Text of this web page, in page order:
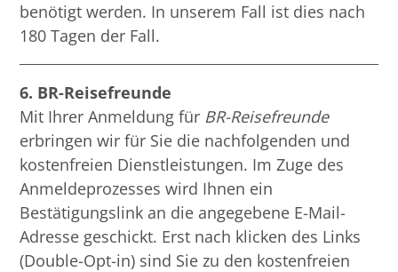
benötigt werden. In unserem Fall ist dies nach
180 Tagen der Fall.
6. BR-Reisefreunde
Mit Ihrer Anmeldung für BR-Reisefreunde
erbringen wir für Sie die nachfolgenden und
kostenfreien Dienstleistungen. Im Zuge des
Anmeldeprozesses wird Ihnen ein
Bestätigungslink an die angegebene E-Mail-
Adresse geschickt. Erst nach klicken des Links
(Double-Opt-in) sind Sie zu den kostenfreien